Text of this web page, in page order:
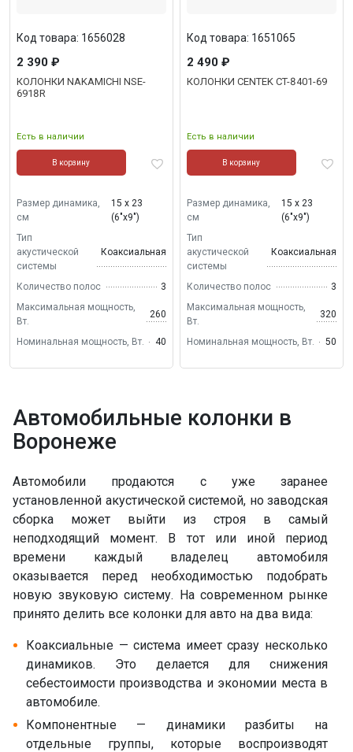
Автомобильные колонки в
Воронеже
Автомобили продаются с уже заранее
установленной акустической системой, но заводская
сборка может выйти из строя в самый
неподходящий момент. В тот или иной период
времени каждый владелец автомобиля
оказывается перед необходимостью подобрать
новую звуковую систему. На современном рынке
принято делить все колонки для авто на два вида:
Коаксиальные — система имеет сразу несколько
динамиков. Это делается для снижения
себестоимости производства и экономии места в
автомобиле.
Компонентные — динамики разбиты на
отдельные группы, которые воспроизводят
КОЛОНКИ NAKAMICHI NSE-
6918R
Есть в наличии
Код товара: 1656028
2 390 ₽
В корзину
Размер динамика,
см
15 х 23
(6"х9")
Тип
акустической
системы
Коаксиальная
Количество полос
3
Максимальная мощность,
Вт.
260
Номинальная мощность, Вт. 40
КОЛОНКИ CENTEK CT-8401-69
Есть в наличии
Код товара: 1651065
2 490 ₽
В корзину
Размер динамика,
см
15 х 23
(6"х9")
Тип
акустической
системы
Коаксиальная
Количество полос
3
Максимальная мощность,
Вт.
320
Номинальная мощность, Вт. 50